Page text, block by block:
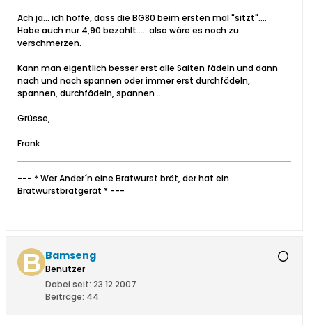
Ach ja... ich hoffe, dass die BG80 beim ersten mal "sitzt"....
Habe auch nur 4,90 bezahlt..... also wäre es noch zu
verschmerzen.
Kann man eigentlich besser erst alle Saiten fädeln und dann
nach und nach spannen oder immer erst durchfädeln,
spannen, durchfädeln, spannen .....
Grüsse,
Frank
--- * Wer Ander´n eine Bratwurst brät, der hat ein
Bratwurstbratgerät * ---
Bamseng
Benutzer
Dabei seit: 23.12.2007
Beiträge: 44